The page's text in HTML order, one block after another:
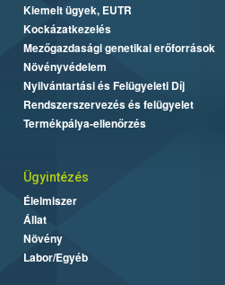
Kiemelt ügyek, EUTR
Kockázatkezelés
Mezőgazdasági genetikai erőforrások
Növényvédelem
Nyilvántartási és Felügyeleti Díj
Rendszerszervezés és felügyelet
Termékpálya-ellenőrzés
Ügyintézés
Élelmiszer
Állat
Növény
Labor/Egyéb